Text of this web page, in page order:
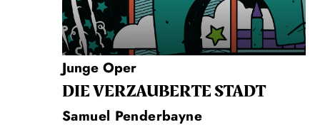
Junge Oper
DIE VERZAUBERTE STADT
Samuel Penderbayne